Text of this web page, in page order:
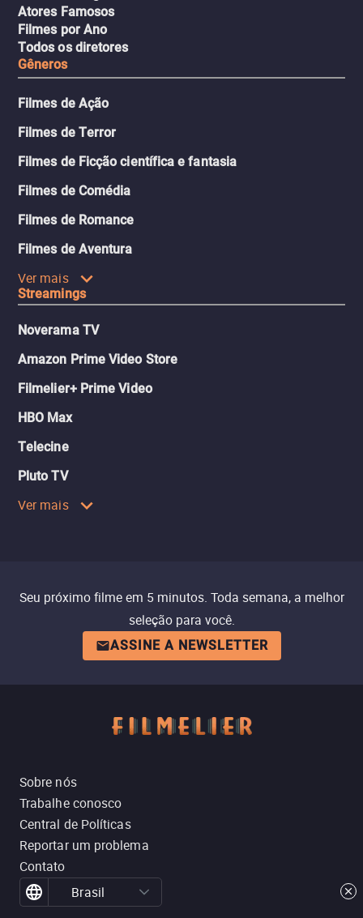
Atores Famosos
Filmes por Ano
Todos os diretores
Gêneros
Filmes de Ação
Filmes de Terror
Filmes de Ficção científica e fantasia
Filmes de Comédia
Filmes de Romance
Filmes de Aventura
Ver mais
Streamings
Noverama TV
Amazon Prime Video Store
Filmelier+ Prime Video
HBO Max
Telecine
Pluto TV
Ver mais
Seu próximo filme em 5 minutos. Toda semana, a melhor
seleção para você.
ASSINE A NEWSLETTER
Sobre nós
Trabalhe conosco
Central de Políticas
Reportar um problema
Contato
Brasil